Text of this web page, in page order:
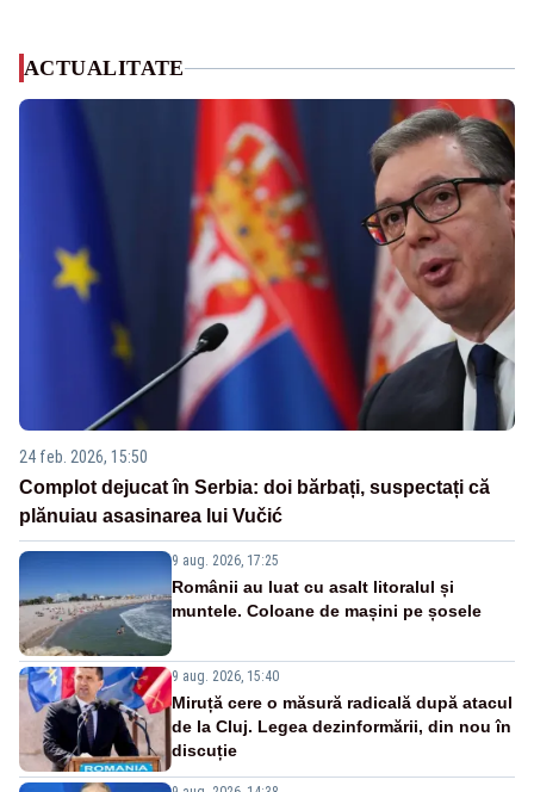
ACTUALITATE
24 feb. 2026, 15:50
Complot dejucat în Serbia: doi bărbați, suspectați că
plănuiau asasinarea lui Vučić
9 aug. 2026, 17:25
Românii au luat cu asalt litoralul și
muntele. Coloane de mașini pe șosele
9 aug. 2026, 15:40
Miruță cere o măsură radicală după atacul
de la Cluj. Legea dezinformării, din nou în
discuție